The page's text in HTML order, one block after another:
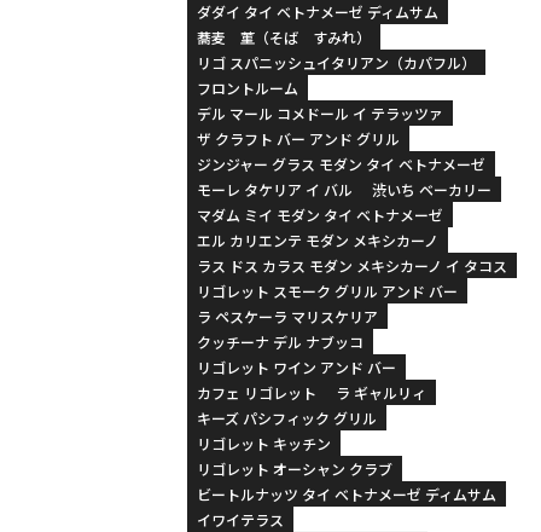
ダダイ タイ ベトナメーゼ ディムサム
蕎麦 菫（そば すみれ）
リゴ スパニッシュイタリアン（カパフル）
フロントルーム
デル マール コメドール イ テラッツァ
ザ クラフト バー アンド グリル
ジンジャー グラス モダン タイ ベトナメーゼ
モーレ タケリア イ バル
渋いち ベーカリー
マダム ミイ モダン タイ ベトナメーゼ
エル カリエンテ モダン メキシカーノ
ラス ドス カラス モダン メキシカーノ イ タコス
リゴレット スモーク グリル アンド バー
ラ ペスケーラ マリスケリア
クッチーナ デル ナブッコ
リゴレット ワイン アンド バー
カフェ リゴレット
ラ ギャルリィ
キーズ パシフィック グリル
リゴレット キッチン
リゴレット オーシャン クラブ
ビートルナッツ タイ ベトナメーゼ ディムサム
イワイテラス